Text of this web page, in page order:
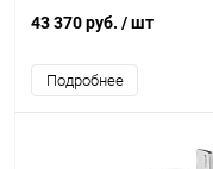
43 370 руб. / шт
Подробнее